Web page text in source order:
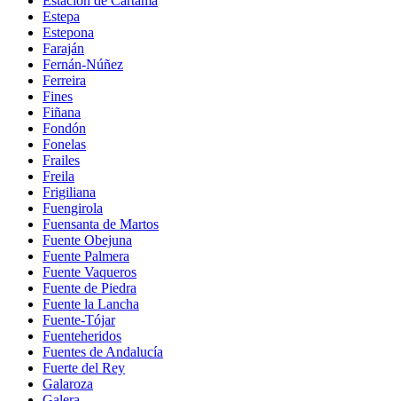
Estepa
Estepona
Faraján
Fernán-Núñez
Ferreira
Fines
Fiñana
Fondón
Fonelas
Frailes
Freila
Frigiliana
Fuengirola
Fuensanta de Martos
Fuente Obejuna
Fuente Palmera
Fuente Vaqueros
Fuente de Piedra
Fuente la Lancha
Fuente-Tójar
Fuenteheridos
Fuentes de Andalucía
Fuerte del Rey
Galaroza